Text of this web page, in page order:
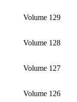
Volume 129
Volume 128
Volume 127
Volume 126